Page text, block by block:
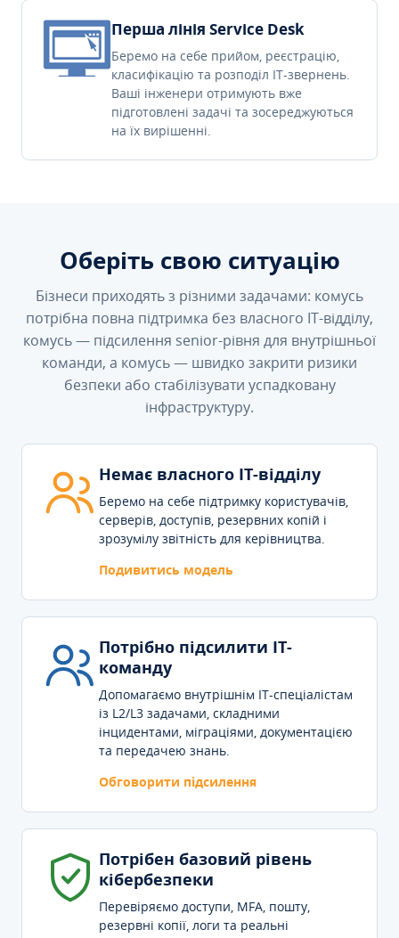
Перша лінія Service Desk
Беремо на себе прийом, реєстрацію,
класифікацію та розподіл IT-звернень.
Ваші інженери отримують вже
підготовлені задачі та зосереджуються
на їх вирішенні.
Оберіть свою ситуацію
Бізнеси приходять з різними задачами: комусь
потрібна повна підтримка без власного IT-відділу,
комусь — підсилення senior-рівня для внутрішньої
команди, а комусь — швидко закрити ризики
безпеки або стабілізувати успадковану
інфраструктуру.
Немає власного IT-відділу
Беремо на себе підтримку користувачів,
серверів, доступів, резервних копій і
зрозумілу звітність для керівництва.
Подивитись модель
Потрібно підсилити IT-
команду
Допомагаємо внутрішнім IT-спеціалістам
із L2/L3 задачами, складними
інцидентами, міграціями, документацією
та передачею знань.
Обговорити підсилення
Потрібен базовий рівень
кібербезпеки
Перевіряємо доступи, MFA, пошту,
резервні копії, логи та реальні